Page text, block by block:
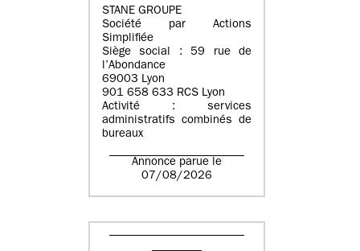
STANE GROUPE
Société par Actions
Simplifiée
Siège social : 59 rue de
l’Abondance
69003 Lyon
901 658 633 RCS Lyon
Activité : services
administratifs combinés de
bureaux
Annonce parue le
07/08/2026